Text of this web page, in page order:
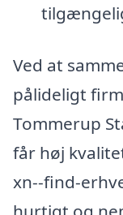
Ved at
pålideligt
Tommerup
får høj
xn--find-